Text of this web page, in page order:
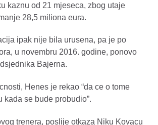
kaznu od 21 mjeseca, zbog utaje
28,5 miliona eura.
ipak nije bila urusena, pa je po
u novembru 2016. godine, ponovo
Bajerna.
Henes je rekao “da ce o tome
kada se bude probudio”.
trenera, poslije otkaza Niku Kovacu